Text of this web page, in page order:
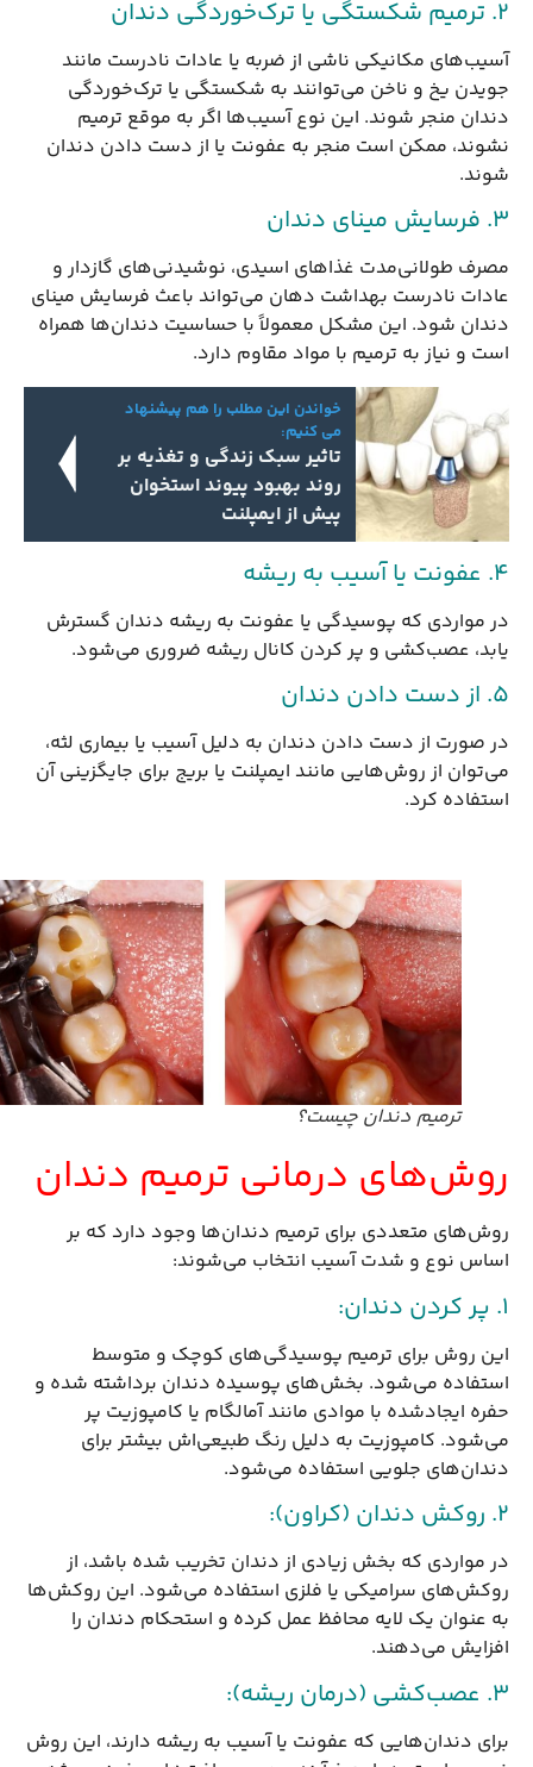
آسیب‌های مکانیکی ناشی از ضربه یا عادات نادرست مانند
جویدن یخ و ناخن می‌توانند به شکستگی یا ترک‌خوردگی
دندان منجر شوند. این نوع آسیب‌ها اگر به موقع ترمیم
نشوند، ممکن است منجر به عفونت یا از دست دادن دندان
شوند.
مصرف طولانی‌مدت غذاهای اسیدی، نوشیدنی‌های گازدار و
عادات نادرست بهداشت دهان می‌تواند باعث فرسایش مینای
دندان شود. این مشکل معمولاً با حساسیت دندان‌ها همراه
است و نیاز به ترمیم با مواد مقاوم دارد.
خواندن این مطلب را هم پیشنهاد
می کنیم:
تاثیر سبک زندگی و تغذیه بر
روند بهبود پیوند استخوان
پیش از ایمپلنت
در مواردی که پوسیدگی یا عفونت به ریشه دندان گسترش
یابد، عصب‌کشی و پر کردن کانال ریشه ضروری می‌شود.
در صورت از دست دادن دندان به دلیل آسیب یا بیماری لثه،
می‌توان از روش‌هایی مانند ایمپلنت یا بریج برای جایگزینی آن
استفاده کرد.
ترمیم دندان چیست؟
روش‌های درمانی ترمیم دندان
روش‌های متعددی برای ترمیم دندان‌ها وجود دارد که بر
اساس نوع و شدت آسیب انتخاب می‌شوند:
این روش برای ترمیم پوسیدگی‌های کوچک و متوسط
استفاده می‌شود. بخش‌های پوسیده دندان برداشته شده و
حفره ایجادشده با موادی مانند آمالگام یا کامپوزیت پر
می‌شود. کامپوزیت به دلیل رنگ طبیعی‌اش بیشتر برای
دندان‌های جلویی استفاده می‌شود.
در مواردی که بخش زیادی از دندان تخریب شده باشد، از
روکش‌های سرامیکی یا فلزی استفاده می‌شود. این روکش‌ها
به عنوان یک لایه محافظ عمل کرده و استحکام دندان را
افزایش می‌دهند.
برای دندان‌هایی که عفونت یا آسیب به ریشه دارند، این روش